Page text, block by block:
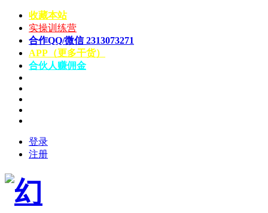
收藏本站
实操训练营
合作QQ/微信 2313073271
APP（更多干货）
合伙人赚佣金
登录
注册